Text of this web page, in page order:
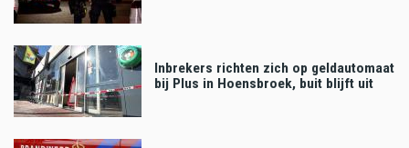
Inbrekers richten zich op geldautomaat
bij Plus in Hoensbroek, buit blijft uit